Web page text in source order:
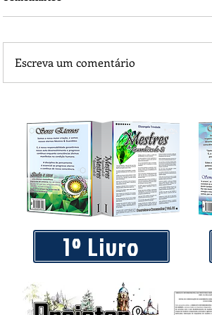
Piá Lava Jato, de Juara, torna
Instalação e Operação
Escreva um comentário
1º Livro